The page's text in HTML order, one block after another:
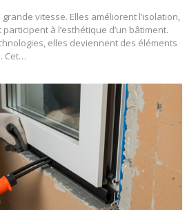
vitesse. Elles améliorent l’isolation,
à l’esthétique d’un bâtiment.
elles deviennent des éléments
Cet…